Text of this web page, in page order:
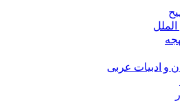
و ادبیات عربی